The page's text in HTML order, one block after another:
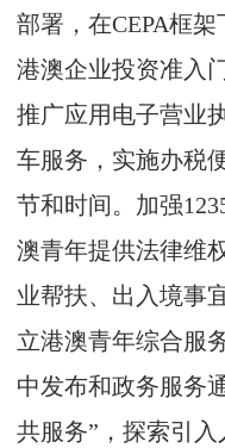
部署，在CEPA框架
港澳企业投资准入
推广应用电子营业
车服务，实施办税
节和时间。加强
澳青年提供法律维
业帮扶、出入境事
立港澳青年综合服
中发布和政务服务
共服务”，探索引